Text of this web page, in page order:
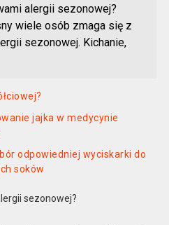
alergii sezonowej?
wiele osób zmaga się z
sezonowej. Kichanie,
jajka w medycynie
odpowiedniej wyciskarki do
soków
sezonowej?